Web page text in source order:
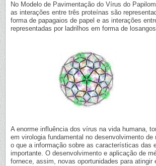
No Modelo de Pavimentação do Vírus do
as interações entre três proteínas são
forma de papagaios de papel e as interações
representadas por ladrilhos em forma de
A enorme influência dos vírus na vida humana,
em virologia fundamental no desenvolvimento de
o que a informação sobre as características das
importante. O desenvolvimento e aplicação de
fornece, assim, novas oportunidades para atingir